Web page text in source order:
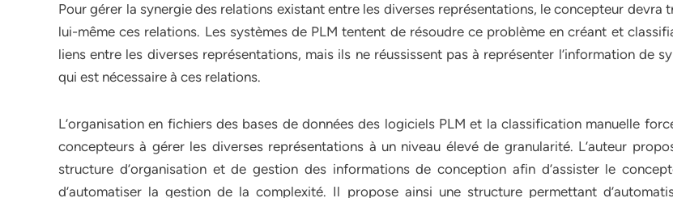
Pour gérer la synergie des relations existant entre les diverses représentations, le concepteur devra
lui-même ces relations. Les systèmes de PLM tentent de résoudre ce problème en créant et
liens entre les diverses représentations, mais ils ne réussissent pas à représenter l’information de
qui est nécessaire à ces relations.
L’organisation en fichiers des bases de données des logiciels PLM et la classification manuelle
concepteurs à gérer les diverses représentations à un niveau élevé de granularité. L’auteur
structure d’organisation et de gestion des informations de conception afin d’assister le
d’automatiser la gestion de la complexité. Il propose ainsi une structure permettant